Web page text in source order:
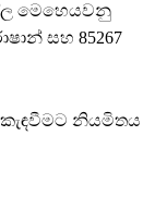
මෙහෙයවනු
සහ 85267
නියමිතය